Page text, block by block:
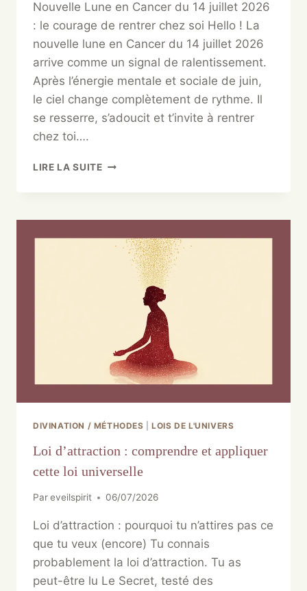
Nouvelle Lune en Cancer du 14 juillet 2026
: le courage de rentrer chez soi Hello ! La
nouvelle lune en Cancer du 14 juillet 2026
arrive comme un signal de ralentissement.
Après l’énergie mentale et sociale de juin,
le ciel change complètement de rythme. Il
se resserre, s’adoucit et t’invite à rentrer
chez toi….
LIRE LA SUITE
DIVINATION / MÉTHODES |LOIS DE L'UNIVERS
Loi d’attraction : comprendre et appliquer
cette loi universelle
Pareveilspirit 06/07/2026
Loi d’attraction : pourquoi tu n’attires pas ce
que tu veux (encore) Tu connais
probablement la loi d’attraction. Tu as
peut-être lu Le Secret, testé des